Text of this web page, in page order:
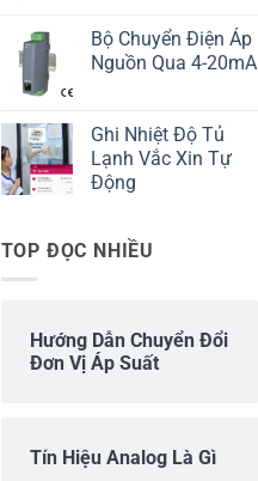
Bộ Chuyển Điện Áp
Nguồn Qua 4-20mA
Ghi Nhiệt Độ Tủ
Lạnh Vắc Xin Tự
Động
TOP ĐỌC NHIỀU
Hướng Dẫn Chuyển Đổi
Đơn Vị Áp Suất
Tín Hiệu Analog Là Gì